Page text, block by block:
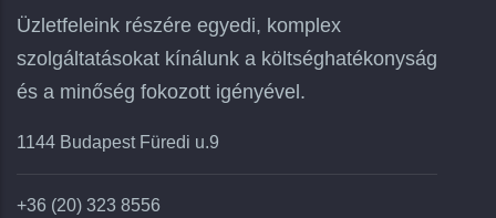
Üzletfeleink részére egyedi, komplex
szolgáltatásokat kínálunk a költséghatékonyság
és a minőség fokozott igényével.
1144 Budapest Füredi u.9
+36 (20) 323 8556